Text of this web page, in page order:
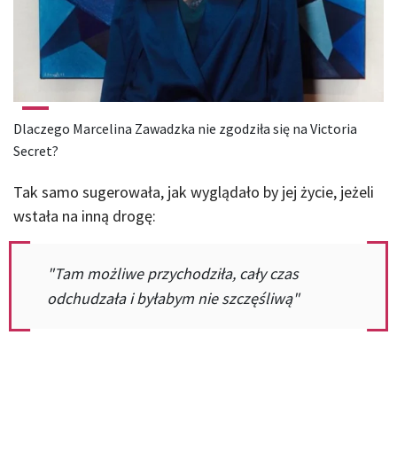
Dlaczego Marcelina Zawadzka nie zgodziła się na Victoria
Secret?
Tak samo sugerowała, jak wyglądało by jej życie, jeżeli
wstała na inną drogę:
"Tam możliwe przychodziła, cały czas
odchudzała i byłabym nie szczęśliwą"